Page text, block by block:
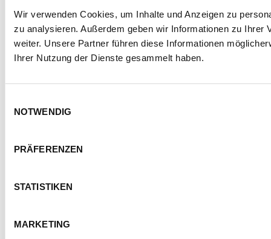
Wir verwenden Cookies, um Inhalte und Anzeigen zu
zu analysieren. Außerdem geben wir Informationen zu Ihrer
weiter. Unsere Partner führen diese Informationen
Ihrer Nutzung der Dienste gesammelt haben.
NOTWENDIG
PRÄFERENZEN
STATISTIKEN
MARKETING